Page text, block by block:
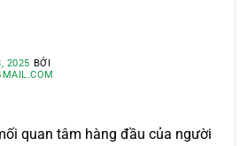
2025 BỞI
quan tâm hàng đầu của người